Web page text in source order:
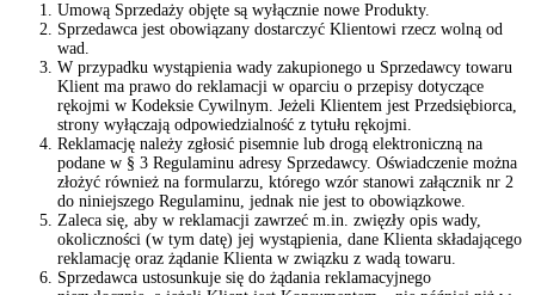
Umową Sprzedaży objęte są wyłącznie nowe Produkty.
Sprzedawca jest obowiązany dostarczyć Klientowi rzecz wolną od
wad.
W przypadku wystąpienia wady zakupionego u Sprzedawcy towaru
Klient ma prawo do reklamacji w oparciu o przepisy dotyczące
rękojmi w Kodeksie Cywilnym. Jeżeli Klientem jest Przedsiębiorca,
strony wyłączają odpowiedzialność z tytułu rękojmi.
Reklamację należy zgłosić pisemnie lub drogą elektroniczną na
podane w § 3 Regulaminu adresy Sprzedawcy. Oświadczenie można
złożyć również na formularzu, którego wzór stanowi załącznik nr 2
do niniejszego Regulaminu, jednak nie jest to obowiązkowe.
Zaleca się, aby w reklamacji zawrzeć m.in. zwięzły opis wady,
okoliczności (w tym datę) jej wystąpienia, dane Klienta składającego
reklamację oraz żądanie Klienta w związku z wadą towaru.
Sprzedawca ustosunkuje się do żądania reklamacyjnego